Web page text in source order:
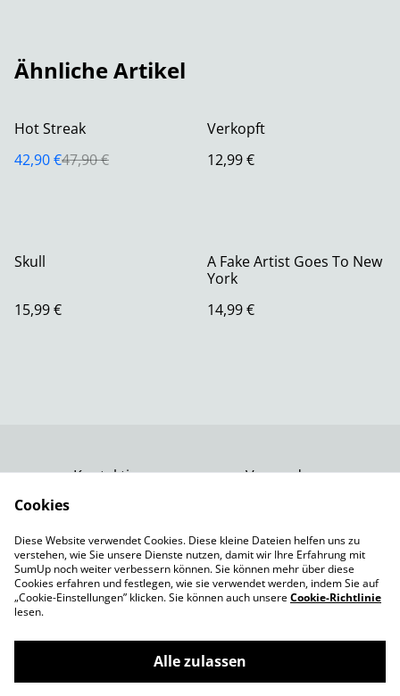
Ähnliche Artikel
%
Hot Streak
42,90 €47,90 €
Verkopft
12,99 €
Skull
15,99 €
A Fake Artist Goes To New
York
14,99 €
Kontaktiere uns
Versand
Impressum
Cookie-Richtlinie
©2026Spielepforte
Cookies
Diese Website verwendet Cookies. Diese kleine Dateien helfen uns zu
verstehen, wie Sie unsere Dienste nutzen, damit wir Ihre Erfahrung mit
SumUp noch weiter verbessern können. Sie können mehr über diese
Cookies erfahren und festlegen, wie sie verwendet werden, indem Sie auf
„Cookie-Einstellungen” klicken. Sie können auch unsereCookie-Richtlinie
lesen.
Alle zulassen